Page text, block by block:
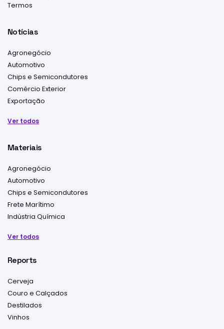
Termos
Notícias
Agronegócio
Automotivo
Chips e Semicondutores
Comércio Exterior
Exportação
Ver todos
Materiais
Agronegócio
Automotivo
Chips e Semicondutores
Frete Marítimo
Indústria Química
Ver todos
Reports
Cerveja
Couro e Calçados
Destilados
Vinhos